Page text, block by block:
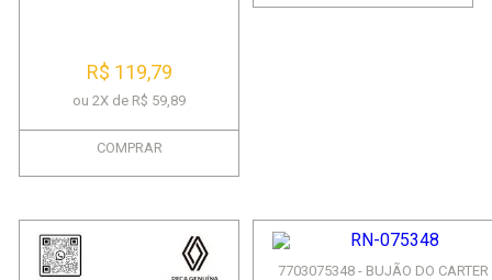
R$ 119,79
ou 2X de R$ 59,89
COMPRAR
7703075348 - BUJÃO DO CARTER